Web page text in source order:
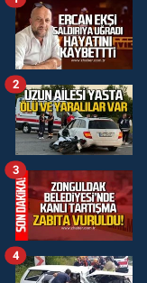
2
3
4